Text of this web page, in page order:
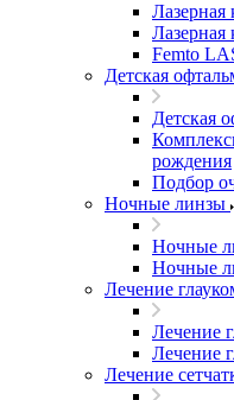
Лазерная
Лазерная
Femto
Детская
Детская
рождения
Подбор
Ночные линзы
Ночные
Ночные
Лечение
Лечение
Лечение
Лечение